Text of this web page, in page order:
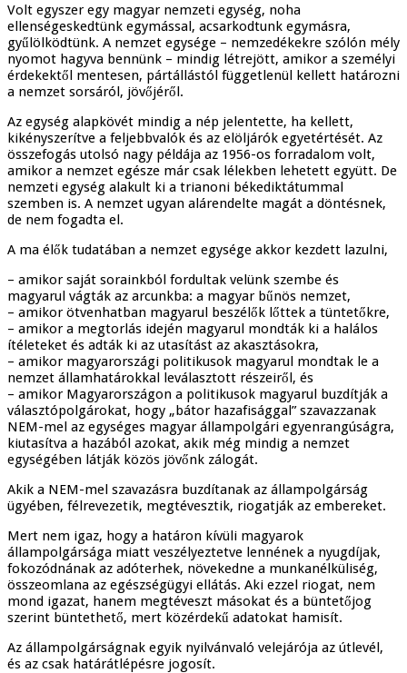
Volt egyszer egy magyar nemzeti egység, noha
ellenségeskedtünk egymással, acsarkodtunk egymásra,
gyűlölködtünk. A nemzet egysége – nemzedékekre szólón mély
nyomot hagyva bennünk – mindig létrejött, amikor a személyi
érdekektől mentesen, pártállástól függetlenül kellett határozni
a nemzet sorsáról, jövőjéről.
Az egység alapkövét mindig a nép jelentette, ha kellett,
kikényszerítve a feljebbvalók és az elöljárók egyetértését. Az
összefogás utolsó nagy példája az 1956-os forradalom volt,
amikor a nemzet egésze már csak lélekben lehetett együtt. De
nemzeti egység alakult ki a trianoni békediktátummal
szemben is. A nemzet ugyan alárendelte magát a döntésnek,
de nem fogadta el.
A ma élők tudatában a nemzet egysége akkor kezdett lazulni,
– amikor saját sorainkból fordultak velünk szembe és
magyarul vágták az arcunkba: a magyar bűnös nemzet,
– amikor ötvenhatban magyarul beszélők lőttek a tüntetőkre,
– amikor a megtorlás idején magyarul mondták ki a halálos
ítéleteket és adták ki az utasítást az akasztásokra,
– amikor magyarországi politikusok magyarul mondtak le a
nemzet államhatárokkal leválasztott részeiről, és
– amikor Magyarországon a politikusok magyarul buzdítják a
választópolgárokat, hogy „bátor hazafisággal” szavazzanak
NEM-mel az egységes magyar állampolgári egyenrangúságra,
kiutasítva a hazából azokat, akik még mindig a nemzet
egységében látják közös jövőnk zálogát.
Akik a NEM-mel szavazásra buzdítanak az állampolgárság
ügyében, félrevezetik, megtévesztik, riogatják az embereket.
Mert nem igaz, hogy a határon kívüli magyarok
állampolgársága miatt veszélyeztetve lennének a nyugdíjak,
fokozódnának az adóterhek, növekedne a munkanélküliség,
összeomlana az egészségügyi ellátás. Aki ezzel riogat, nem
mond igazat, hanem megtéveszt másokat és a büntetőjog
szerint büntethető, mert közérdekű adatokat hamisít.
Az állampolgárságnak egyik nyilvánvaló velejárója az útlevél,
és az csak határátlépésre jogosít.